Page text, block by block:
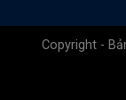
Copyright -